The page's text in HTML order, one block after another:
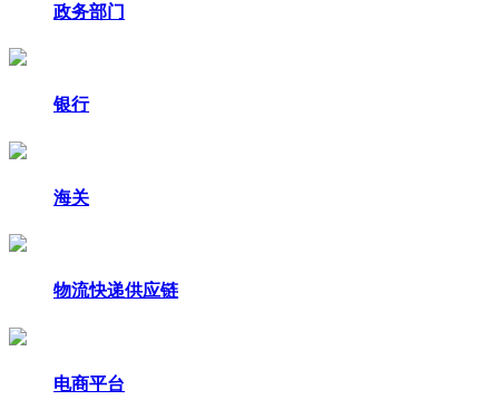
政务部门
银行
海关
物流快递供应链
电商平台